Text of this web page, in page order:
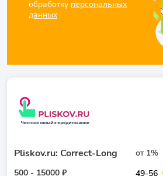
обработку персональных
данных
Pliskov.ru: Correct-Long
500 - 15000 ₽
от 1%
49-56